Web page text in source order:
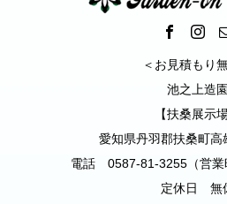
＜お見積もり
池之上造園
【扶桑展示場
愛知県丹羽郡扶桑町高
電話 0587-81-3255（営業
定休日 無